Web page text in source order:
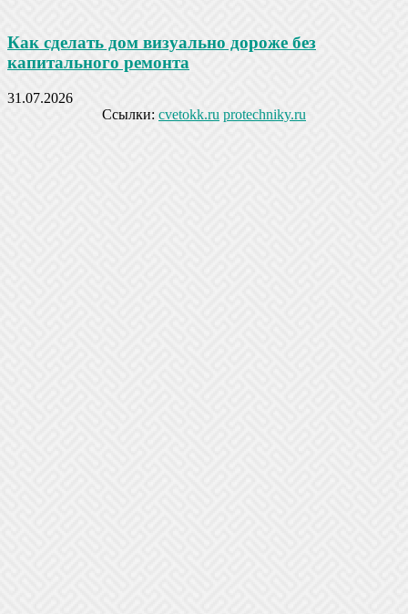
Как сделать дом визуально дороже без
капитального ремонта
31.07.2026
Ссылки: cvetokk.ru protechniky.ru